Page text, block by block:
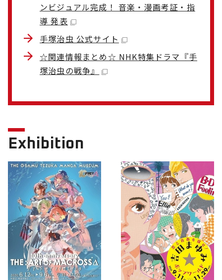
ンビジュアル完成！ 音楽・漫画考証・指
導 発表
手塚治虫 公式サイト
☆関連情報まとめ☆ NHK特集ドラマ『手
塚治虫の戦争』
Exhibition